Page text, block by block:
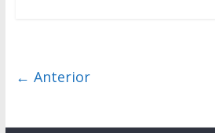
← Anterior